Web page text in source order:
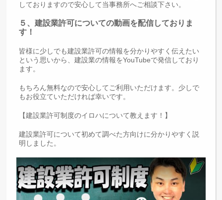
しておりますので安心して当事務所へご相談下さい。
５、建設業許可についての動画を配信しておりま
す！
皆様に少しでも建設業許可の情報を分かりやすく伝えたい
という思いから、建設業の情報をYouTubeで発信しており
ます。
もちろん無料なので安心してご利用いただけます。少しで
もお役立ていただければ幸いです。
【建設業許可制度のイロハについて教えます！】
建設業許可について初めて調べた方向けに分かりやすく説
明しました。